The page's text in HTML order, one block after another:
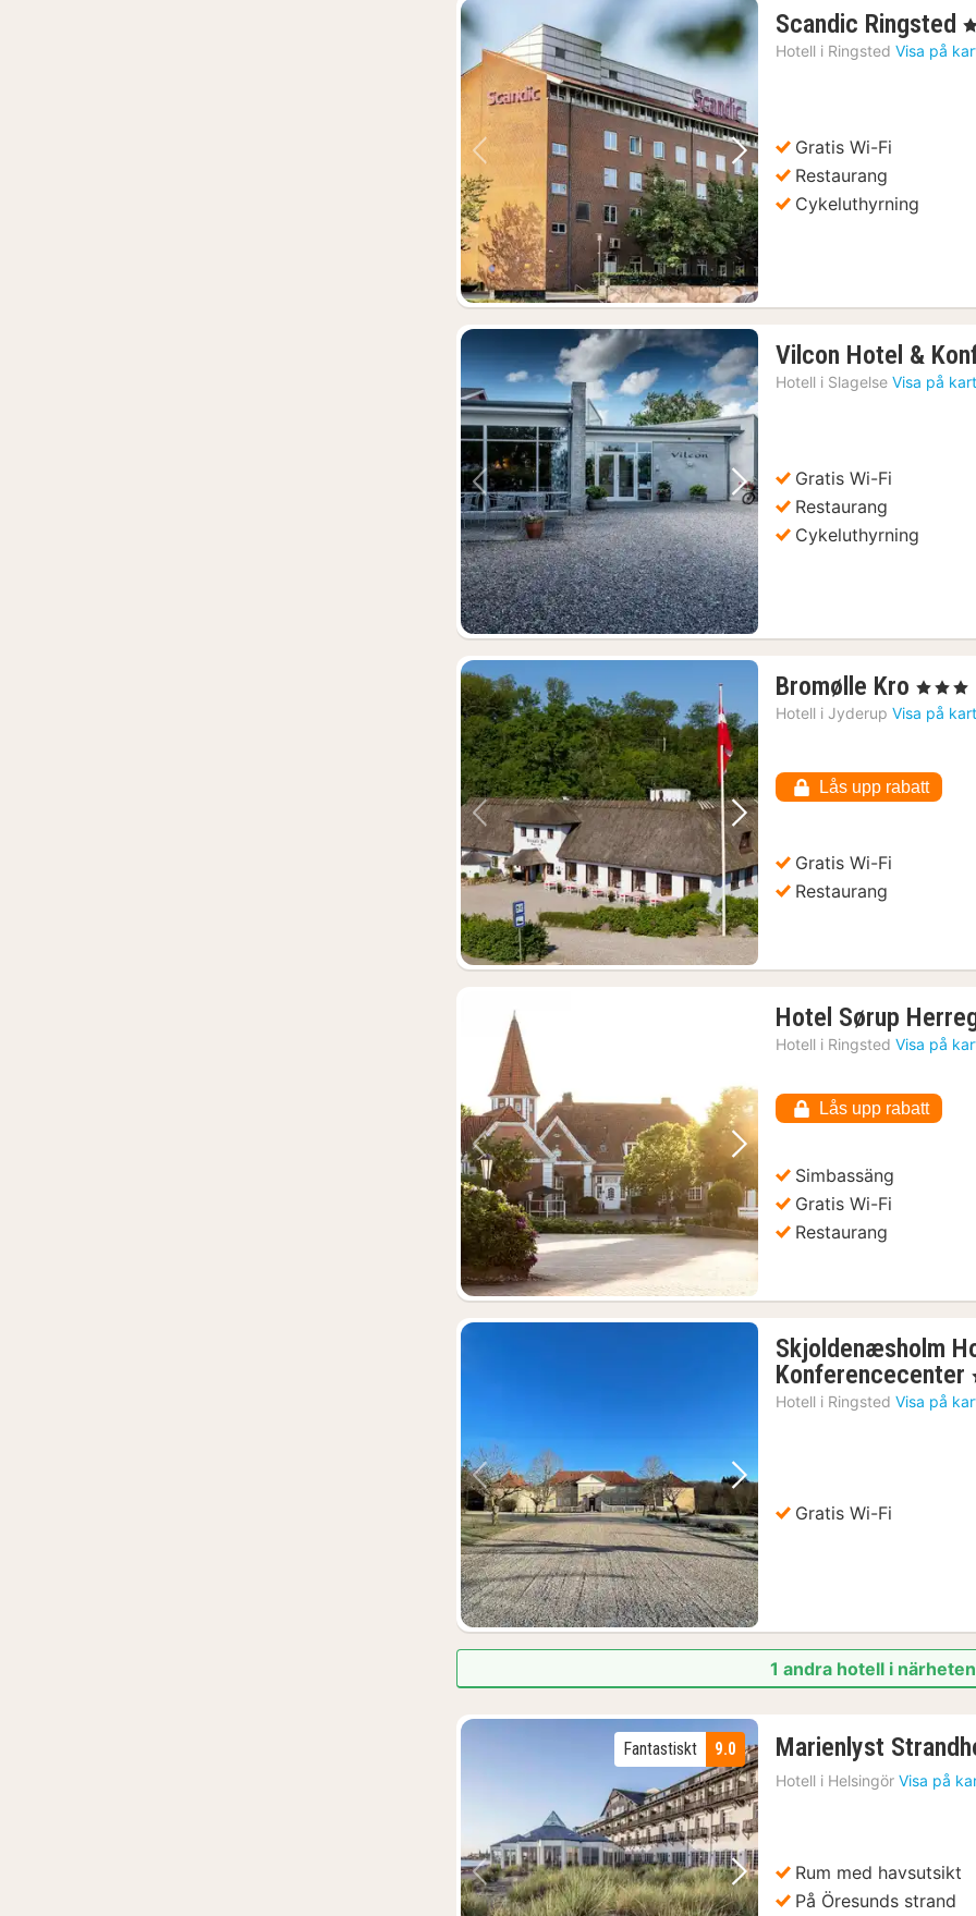
Föregående bild Nästa bild
Scandic Ringsted 1
,
Hotell i Ringsted Visa på
Gratis Wi-Fi
Restaurang
Cykeluthyrning
Föregående bild Nästa bild
Vilcon Hotel &
Hotell i Slagelse Visa på
Gratis Wi-Fi
Restaurang
Cykeluthyrning
Föregående bild Nästa bild
Bromølle Kro 1
natt
kr.
, 3 Stjärnor
Hotell i Jyderup Visa på
Lås upp rabatt
Gratis Wi-Fi
Restaurang
Föregående bild Nästa bild
Hotel Sørup
Hotell i Ringsted Visa på
Lås upp rabatt
Simbassäng
Gratis Wi-Fi
Restaurang
Föregående bild Nästa bild
Skjoldenæsholm
Konferencecenter
Hotell i Ringsted Visa på
Gratis Wi-Fi
1 andra hotell i
Föregående bild Nästa bild
9.0
Fantastiskt Marienlyst
Hotell i Helsingör Visa på
Rum med havsutsikt
På Öresunds strand